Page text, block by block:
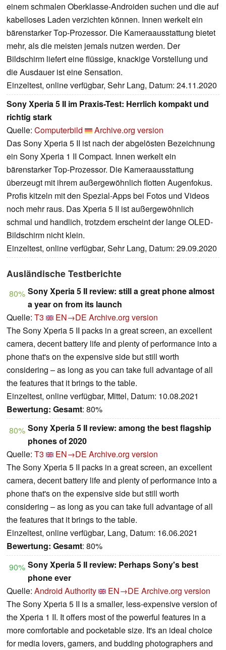
einem schmalen Oberklasse-Androiden suchen und die auf
kabelloses Laden verzichten können. Innen werkelt ein
bärenstarker Top-Prozessor. Die Kameraausstattung bietet
mehr, als die meisten jemals nutzen werden. Der
Bildschirm liefert eine flüssige, knackige Vorstellung und
die Ausdauer ist eine Sensation.
Einzeltest, online verfügbar, Sehr Lang, Datum: 24.11.2020
Sony Xperia 5 II im Praxis-Test: Herrlich kompakt und
richtig stark
Quelle: Computerbild
Archive.org version
Das Sony Xperia 5 II ist nach der abgelösten Bezeichnung
ein Sony Xperia 1 II Compact. Innen werkelt ein
bärenstarker Top-Prozessor. Die Kameraausstattung
überzeugt mit ihrem außergewöhnlich flotten Augenfokus.
Profis kitzeln mit den Spezial-Apps bei Fotos und Videos
noch mehr raus. Das Xperia 5 II ist außergewöhnlich
schmal und handlich, trotzdem erscheint der lange OLED-
Bildschirm nicht klein.
Einzeltest, online verfügbar, Sehr Lang, Datum: 29.09.2020
Ausländische Testberichte
80% Sony Xperia 5 II review: still a great phone almost
a year on from its launch
Quelle: T3 EN→DE Archive.org version
The Sony Xperia 5 II packs in a great screen, an excellent
camera, decent battery life and plenty of performance into a
phone that's on the expensive side but still worth
considering – as long as you can take full advantage of all
the features that it brings to the table.
Einzeltest, online verfügbar, Mittel, Datum: 10.08.2021
Bewertung: Gesamt: 80%
80% Sony Xperia 5 II review: among the best flagship
phones of 2020
Quelle: T3 EN→DE Archive.org version
The Sony Xperia 5 II packs in a great screen, an excellent
camera, decent battery life and plenty of performance into a
phone that's on the expensive side but still worth
considering – as long as you can take full advantage of all
the features that it brings to the table.
Einzeltest, online verfügbar, Lang, Datum: 16.06.2021
Bewertung: Gesamt: 80%
90% Sony Xperia 5 II review: Perhaps Sony's best
phone ever
Quelle: Android Authority EN→DE Archive.org version
The Sony Xperia 5 II is a smaller, less-expensive version of
the Xperia 1 II. It offers most of the powerful features in a
more comfortable and pocketable size. It's an ideal choice
for media lovers, gamers, and budding photographers and